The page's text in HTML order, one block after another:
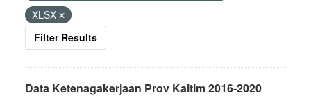
XLSX
Filter Results
Data Ketenagakerjaan Prov Kaltim 2016-2020